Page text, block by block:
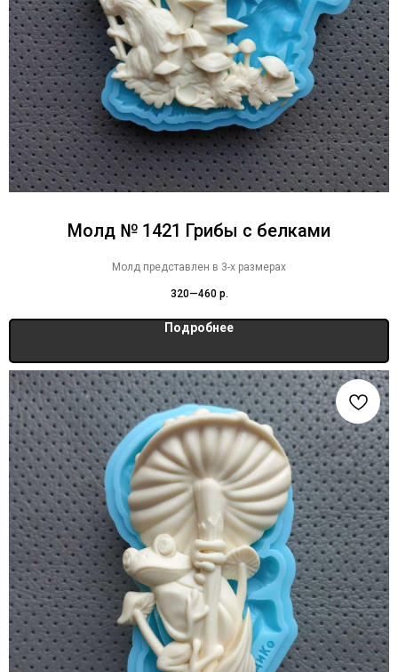
Молд № 1421 Грибы с белками
Молд представлен в 3-х размерах
320—460 р.
Подробнее